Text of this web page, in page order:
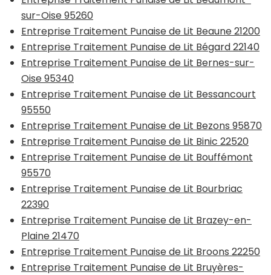
sur-Oise 95260
Entreprise Traitement Punaise de Lit Beaune 21200
Entreprise Traitement Punaise de Lit Bégard 22140
Entreprise Traitement Punaise de Lit Bernes-sur-
Oise 95340
Entreprise Traitement Punaise de Lit Bessancourt
95550
Entreprise Traitement Punaise de Lit Bezons 95870
Entreprise Traitement Punaise de Lit Binic 22520
Entreprise Traitement Punaise de Lit Bouffémont
95570
Entreprise Traitement Punaise de Lit Bourbriac
22390
Entreprise Traitement Punaise de Lit Brazey-en-
Plaine 21470
Entreprise Traitement Punaise de Lit Broons 22250
Entreprise Traitement Punaise de Lit Bruyères-